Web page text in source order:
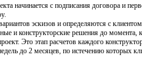
начинается с подписания договора и
эскизов и определяются с
и конструкторские решения до момента,
Это этап расчетов каждого
до 2 месяцев, по истечению